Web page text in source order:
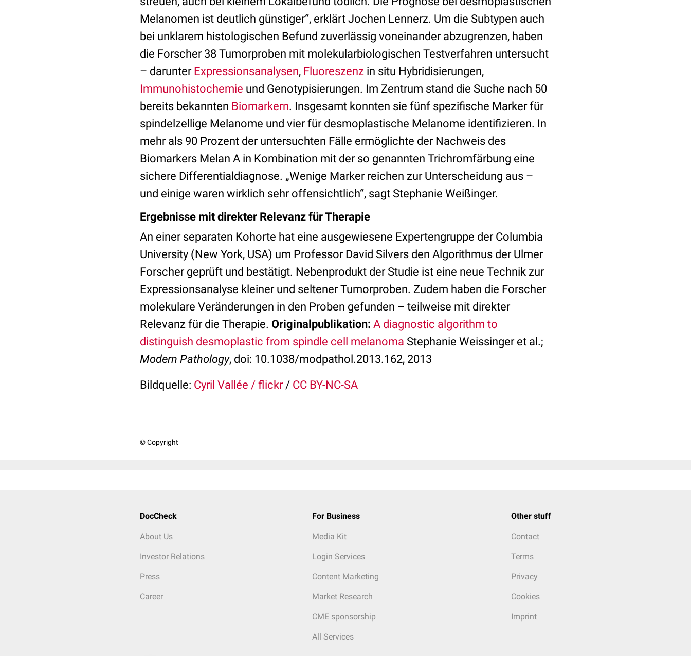
Melanomen ist deutlich günstiger“, erklärt Jochen Lennerz. Um die Subtypen auch
bei unklarem histologischen Befund zuverlässig voneinander abzugrenzen, haben
die Forscher 38 Tumorproben mit molekularbiologischen Testverfahren untersucht
– darunter Expressionsanalysen, Fluoreszenz in situ Hybridisierungen,
Immunohistochemie und Genotypisierungen. Im Zentrum stand die Suche nach 50
bereits bekannten Biomarkern. Insgesamt konnten sie fünf spezifische Marker für
spindelzellige Melanome und vier für desmoplastische Melanome identifizieren. In
mehr als 90 Prozent der untersuchten Fälle ermöglichte der Nachweis des
Biomarkers Melan A in Kombination mit der so genannten Trichromfärbung eine
sichere Differentialdiagnose. „Wenige Marker reichen zur Unterscheidung aus –
und einige waren wirklich sehr offensichtlich“, sagt Stephanie Weißinger.
Ergebnisse mit direkter Relevanz für Therapie
An einer separaten Kohorte hat eine ausgewiesene Expertengruppe der Columbia
University (New York, USA) um Professor David Silvers den Algorithmus der Ulmer
Forscher geprüft und bestätigt. Nebenprodukt der Studie ist eine neue Technik zur
Expressionsanalyse kleiner und seltener Tumorproben. Zudem haben die Forscher
molekulare Veränderungen in den Proben gefunden – teilweise mit direkter
Relevanz für die Therapie. Originalpublikation: A diagnostic algorithm to
distinguish desmoplastic from spindle cell melanoma Stephanie Weissinger et al.;
Modern Pathology, doi: 10.1038/modpathol.2013.162, 2013
Bildquelle: Cyril Vallée / flickr/ CC BY-NC-SA
© Copyright
DocCheck
About Us
Investor Relations
Press
Career
For Business
Media Kit
Login Services
Content Marketing
Market Research
CME sponsorship
All Services
Other stuff
Contact
Terms
Privacy
Cookies
Imprint